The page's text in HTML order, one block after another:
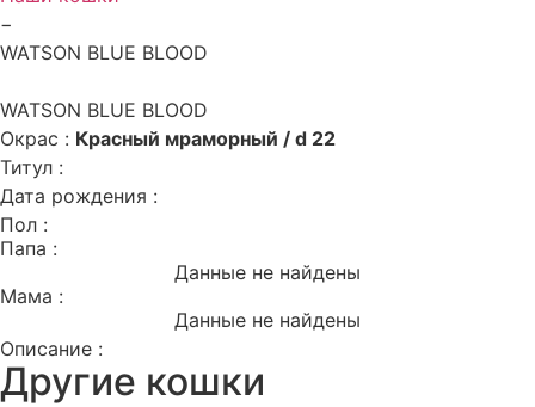
−
WATSON BLUE BLOOD
WATSON BLUE BLOOD
Окрас : Красный мраморный / d 22
Титул :
Дата рождения :
Пол :
Папа :
Данные не найдены
Мама :
Данные не найдены
Описание :
Другие кошки